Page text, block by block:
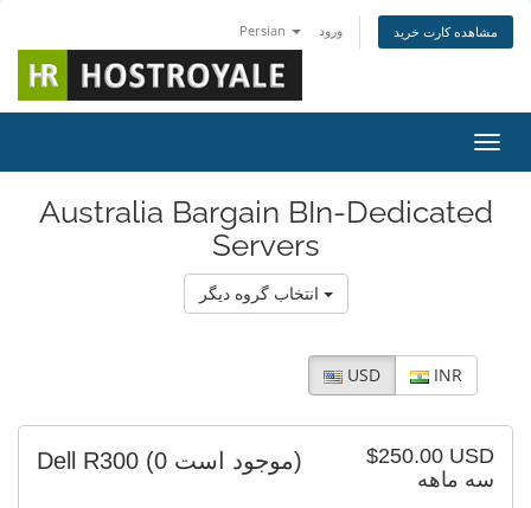
Persian ورود مشاهده کارت خرید
Australia Bargain BIn-Dedicated
Servers
USD INR
$250.00 USD
سه ماهه
Dell R300 (0 موجود است)